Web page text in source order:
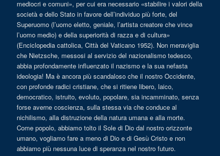
mediocri e comuni», per cui era necessario «stabilire i valori della
società e dello Stato in favore dell’individuo più forte, del
Superuomo (l’uomo eletto, geniale, l’artista creatore che vince
l’uomo medio) e della superiorità di razza e di cultura»
(Enciclopedia cattolica, Città del Vaticano 1952). Non meraviglia
che Nietzsche, messosi al servizio del nazionalismo tedesco,
abbia profondamente influenzato il nazismo e la sua nefasta
ideologia! Ma è ancora più scandaloso che il nostro Occidente,
con profonde radici cristiane, che si ritiene libero, laico,
democratico, istruito, evoluto, popolare, sia incamminato, senza
forse averne coscienza, sulla stessa via che conduce al
nichilismo, alla distruzione della natura umana e alla morte.
Come popolo, abbiamo tolto il Sole di Dio dal nostro orizzonte
umano, vogliamo fare a meno di Dio e di Gesù Cristo e non
abbiamo più nessuna luce di speranza nel nostro futuro.